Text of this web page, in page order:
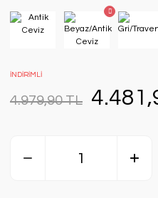
İNDİRİMLİ
4.979,90 TL